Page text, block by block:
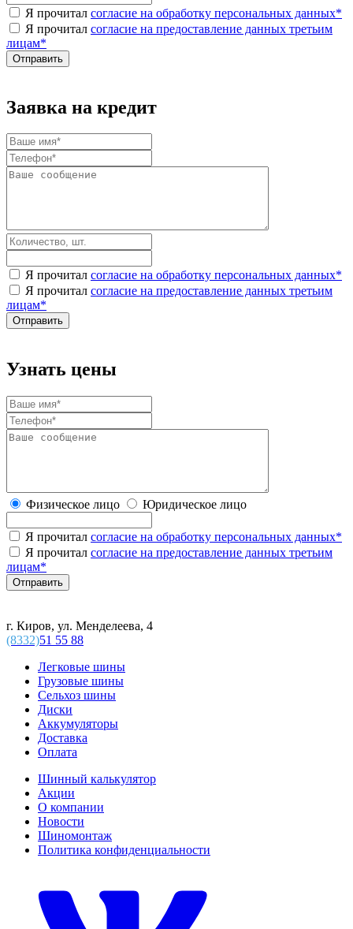
Я прочитал согласие на обработку персональных данных*
Я прочитал согласие на предоставление данных третьим
лицам*
Заявка на кредит
Я прочитал согласие на обработку персональных данных*
Я прочитал согласие на предоставление данных третьим
лицам*
Узнать цены
Физическое лицо Юридическое лицо
Я прочитал согласие на обработку персональных данных*
Я прочитал согласие на предоставление данных третьим
лицам*
г. Киров, ул. Менделеева, 4
(8332)51 55 88
Легковые шины
Грузовые шины
Сельхоз шины
Диски
Аккумуляторы
Доставка
Оплата
Шинный калькулятор
Акции
О компании
Новости
Шиномонтаж
Политика конфиденциальности